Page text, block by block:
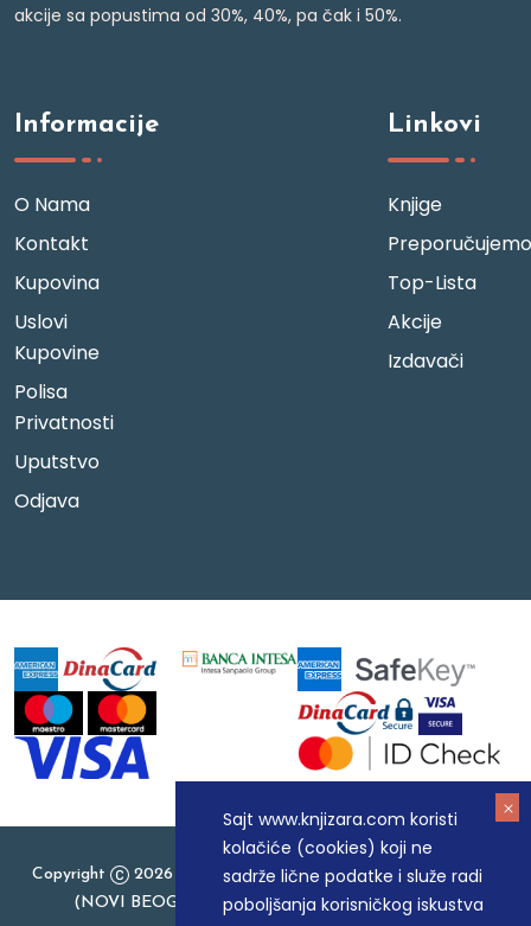
Sajt www.knjizara.com koristi
kolačiće (cookies) koji ne
sadrže lične podatke i služe radi
poboljšanja korisničkog iskustva
akcije sa popustima od 30%, 40%, pa čak i 50%.
Informacije
O Nama
Kontakt
Kupovina
Uslovi
Kupovine
Polisa
Privatnosti
Uputstvo
Odjava
Linkovi
Knjige
Preporučujemo
Top-Lista
Akcije
Izdavači
Copyright
2026 Knjizara.com - MAKART DOO BEOGRAD
(NOVI BEOGRAD), PIB: 105184104, MB: 20337524